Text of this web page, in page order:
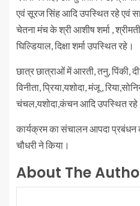
एवं सूरज सिंह आदि उपस्थित रहे एवं
चेतना मंच के श्री आशीष शर्मा ,
घिल्डियाल, दिक्षा शर्मा उपस्थित रहे।
छात्र छात्राओं में आरती, तनु, पिंकी,
विनीता, प्रिया,यशोदा, मंजू ,
चंचल,यशोदा,कंचन आदि उपस्थित
कार्यक्रम का संचालन आपदा
चौधरी ने किया।
About The